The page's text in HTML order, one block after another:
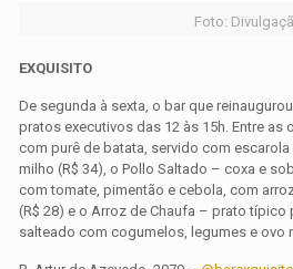
Foto:
EXQUISITO
De segunda à sexta, o bar que
pratos executivos das 12 às 15h. Entre as
com purê de batata, servido com
milho (R$ 34), o Pollo Saltado – coxa e
com tomate, pimentão e cebola, com
(R$ 28) e o Arroz de Chaufa – prato típico
salteado com cogumelos, legumes e ovo